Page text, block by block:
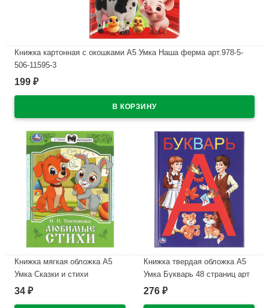
Книжка картонная с окошками А5 Умка Наша ферма арт.978-5-
506-11595-3
В наличии
199 ₽
Книжка мягкая обложка А5
Умка Сказки и стихи
малышам Токмакова арт.978-
34 ₽
Книжка твердая обложка А5
Умка Букварь 48 страниц арт
978-5-506-03754-5
276 ₽